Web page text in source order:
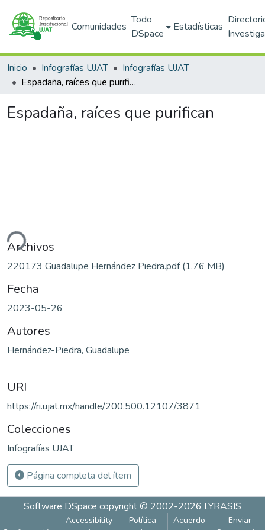
Comunidades
Todo
DSpace
Estadísticas
Inicio Infografías UJAT
Infografías UJAT
Espadaña, raíces que purifican
Espadaña, raíces que purifican
Archivos
220173 Guadalupe Hernández Piedra.pdf(1.76 MB)
Fecha
2023-05-26
Autores
Hernández-Piedra, Guadalupe
URI
https://ri.ujat.mx/handle/200.500.12107/3871
Colecciones
Infografías UJAT
Página completa del ítem
Software DSpace copyright © 2002-2026 LYRASIS
Accessibility
Política
Acuerdo
Enviar